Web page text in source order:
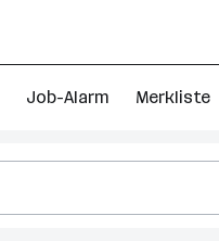
Job-Alarm Merkliste